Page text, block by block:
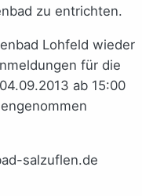
zu entrichten.
Lohfeld wieder
für die
ab 15:00
salzuflen.de